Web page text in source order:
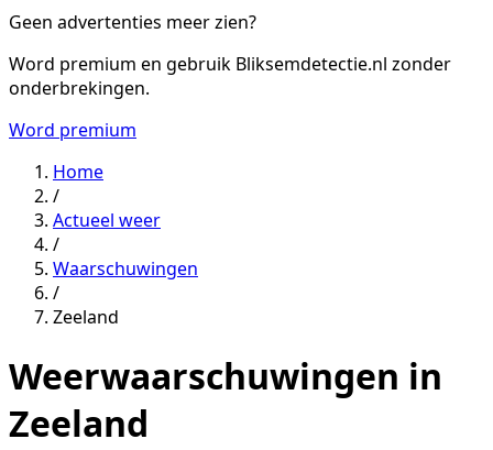
Geen advertenties meer zien?
Word premium en gebruik Bliksemdetectie.nl zonder
onderbrekingen.
Word premium
Home
/
Actueel weer
/
Waarschuwingen
/
Zeeland
Weerwaarschuwingen in
Zeeland